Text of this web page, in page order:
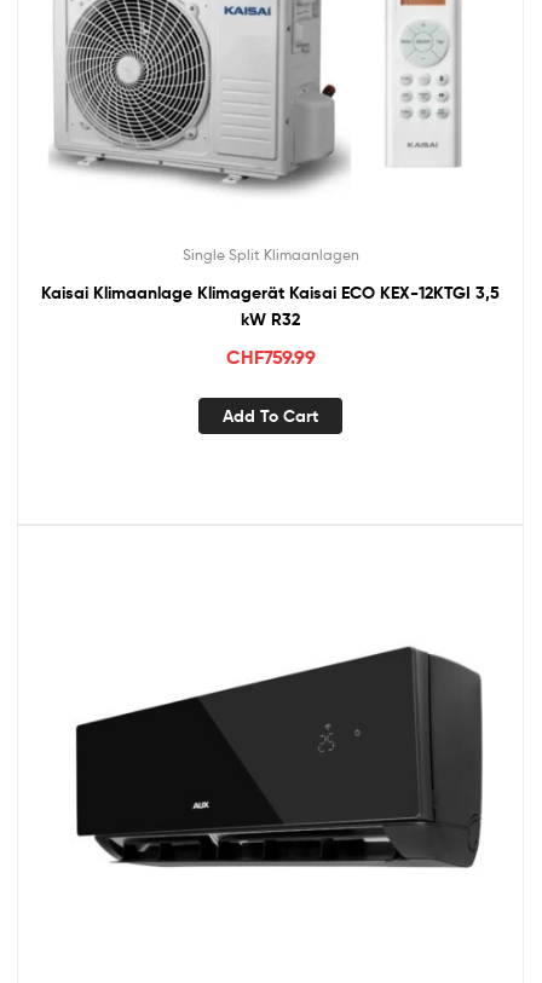
Single Split Klimaanlagen
Kaisai Klimaanlage Klimagerät Kaisai ECO KEX-12KTGI 3,5
kW R32
CHF759.99
Add To Cart